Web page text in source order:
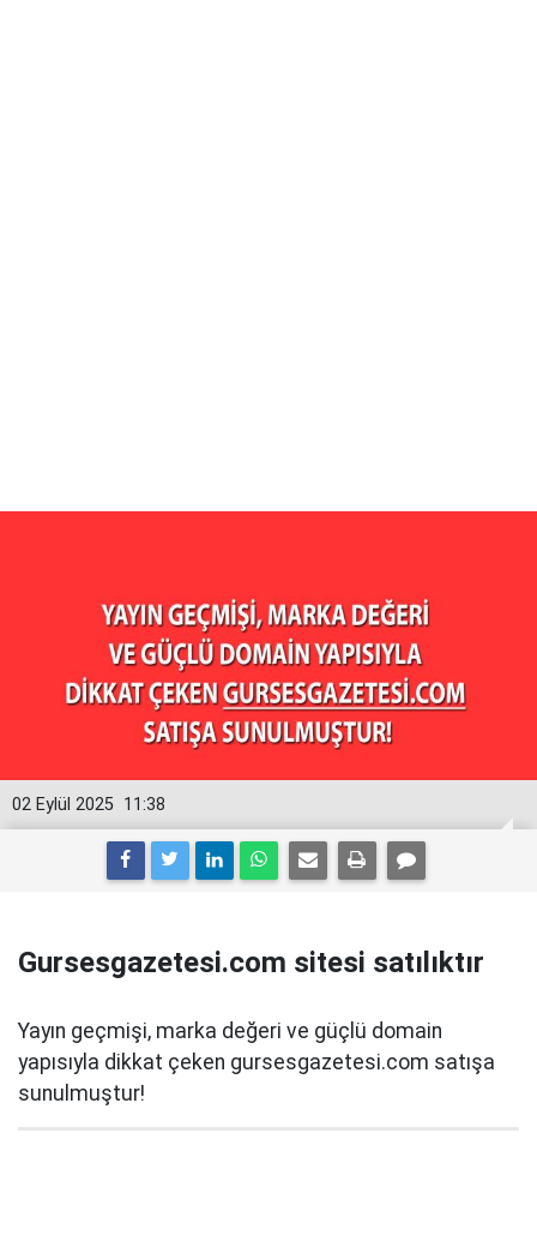
11:38
02 Eylül 2025
Gursesgazetesi.com sitesi satılıktır
Yayın geçmişi, marka değeri ve güçlü domain
yapısıyla dikkat çeken gursesgazetesi.com satışa
sunulmuştur!